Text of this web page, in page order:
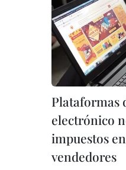
Plataformas
electrónico
impuestos
vendedores